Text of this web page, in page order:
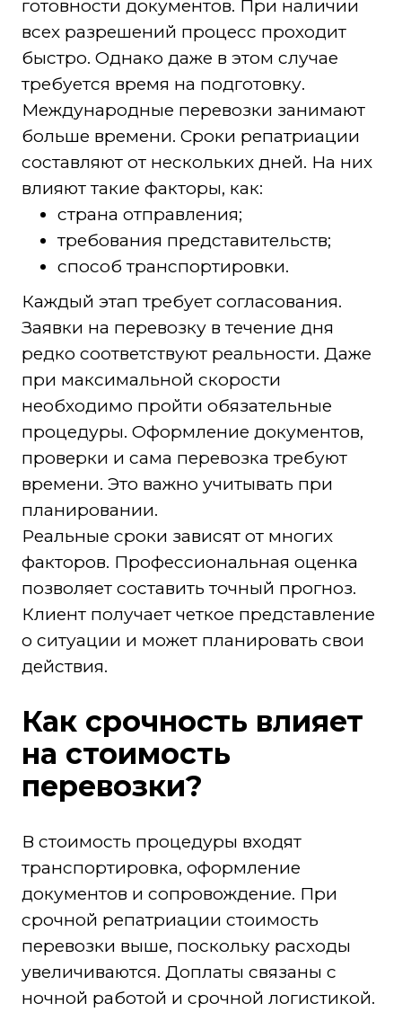
готовности документов. При наличии
всех разрешений процесс проходит
быстро. Однако даже в этом случае
требуется время на подготовку.
Международные перевозки занимают
больше времени. Сроки репатриации
составляют от нескольких дней. На них
влияют такие факторы, как:
страна отправления;
требования представительств;
способ транспортировки.
Каждый этап требует согласования.
Заявки на перевозку в течение дня
редко соответствуют реальности. Даже
при максимальной скорости
необходимо пройти обязательные
процедуры. Оформление документов,
проверки и сама перевозка требуют
времени. Это важно учитывать при
планировании.
Реальные сроки зависят от многих
факторов. Профессиональная оценка
позволяет составить точный прогноз.
Клиент получает четкое представление
о ситуации и может планировать свои
действия.
Как срочность влияет
на стоимость
перевозки?
В стоимость процедуры входят
транспортировка, оформление
документов и сопровождение. При
срочной репатриации стоимость
перевозки выше, поскольку расходы
увеличиваются. Доплаты связаны с
ночной работой и срочной логистикой.